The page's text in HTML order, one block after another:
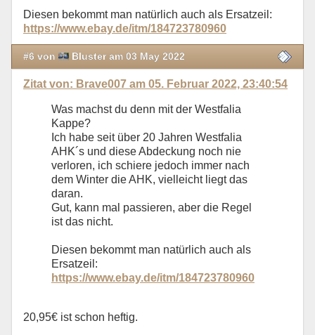
Diesen bekommt man natürlich auch als Ersatzeil:
https://www.ebay.de/itm/184723780960
#6 von Bluster am 03 May 2022
Zitat von: Brave007 am 05. Februar 2022, 23:40:54
Was machst du denn mit der Westfalia
Kappe?
Ich habe seit über 20 Jahren Westfalia
AHK´s und diese Abdeckung noch nie
verloren, ich schiere jedoch immer nach
dem Winter die AHK, vielleicht liegt das
daran.
Gut, kann mal passieren, aber die Regel
ist das nicht.
Diesen bekommt man natürlich auch als
Ersatzeil:
https://www.ebay.de/itm/184723780960
20,95€ ist schon heftig.